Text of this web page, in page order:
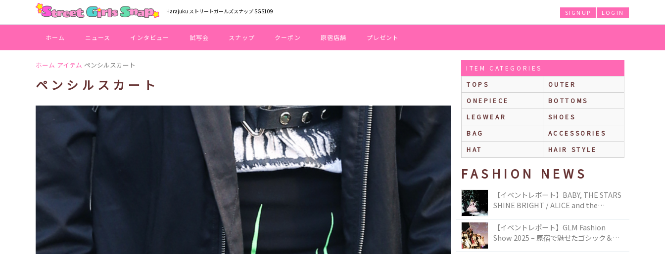
Harajuku ストリートガールズスナップ SGS109 LOGIN
SIGNUP
ホーム ニュース インタビュー 試写会 スナップ クーポン 原宿店舗 プレゼント
ホーム アイテム ペンシルスカート
ペンシルスカート
ITEM CATEGORIES
TOPS
OUTER
ONEPIECE
BOTTOMS
LEGWEAR
SHOES
BAG
ACCESSORIES
HAT
HAIR STYLE
FASHION NEWS
【イベントレポート】BABY, THE STARS
SHINE BRIGHT / ALICE and the
TOKYO
【イベントレポート】GLM Fashion
Show 2025 – 原宿で魅せたゴシック＆ロ